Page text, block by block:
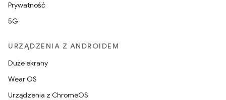
Prywatność
5G
URZĄDZENIA Z ANDROIDEM
Duże ekrany
Wear OS
Urządzenia z ChromeOS